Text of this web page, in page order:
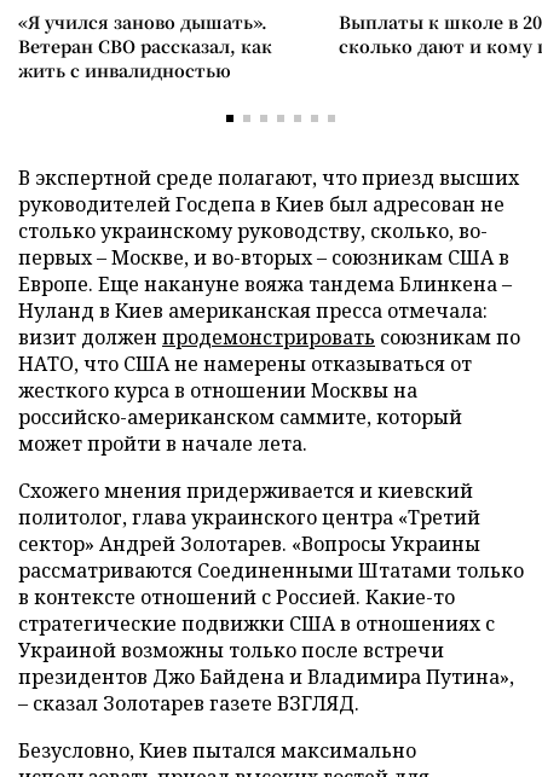
«Я учился заново дышать».
Ветеран СВО рассказал, как
жить с инвалидностью
Выплаты к школе в
сколько дают и
В экспертной среде полагают, что приезд высших
руководителей Госдепа в Киев был адресован не
столько украинскому руководству, сколько, во-
первых – Москве, и во-вторых – союзникам США в
Европе. Еще накануне вояжа тандема Блинкена –
Нуланд в Киев американская пресса отмечала:
визит должен продемонстрировать союзникам по
НАТО, что США не намерены отказываться от
жесткого курса в отношении Москвы на
российско-американском саммите, который
может пройти в начале лета.
Схожего мнения придерживается и киевский
политолог, глава украинского центра «Третий
сектор» Андрей Золотарев. «Вопросы Украины
рассматриваются Соединенными Штатами только
в контексте отношений с Россией. Какие-то
стратегические подвижки США в отношениях с
Украиной возможны только после встречи
президентов Джо Байдена и Владимира Путина»,
– сказал Золотарев газете ВЗГЛЯД.
Безусловно, Киев пытался максимально